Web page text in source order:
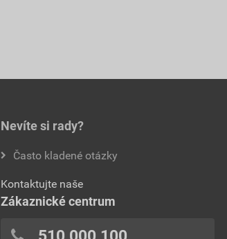
Nevíte si rady?
Často kladené otázky
Kontaktujte naše
Zákaznické centrum